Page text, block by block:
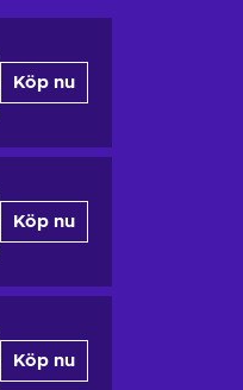
Köp nu
Köp nu
Köp nu